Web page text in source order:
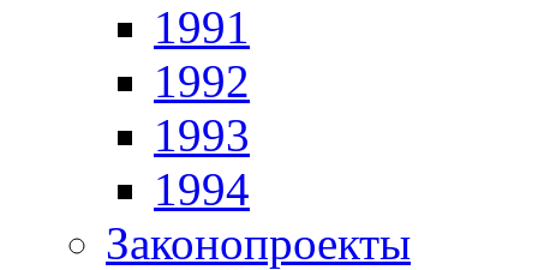
1991
1992
1993
1994
Законопроекты